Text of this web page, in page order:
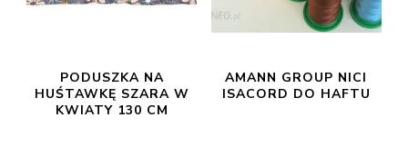
PODUSZKA NA
HUŚTAWKĘ SZARA W
KWIATY 130 CM
AMANN GROUP NICI
ISACORD DO HAFTU